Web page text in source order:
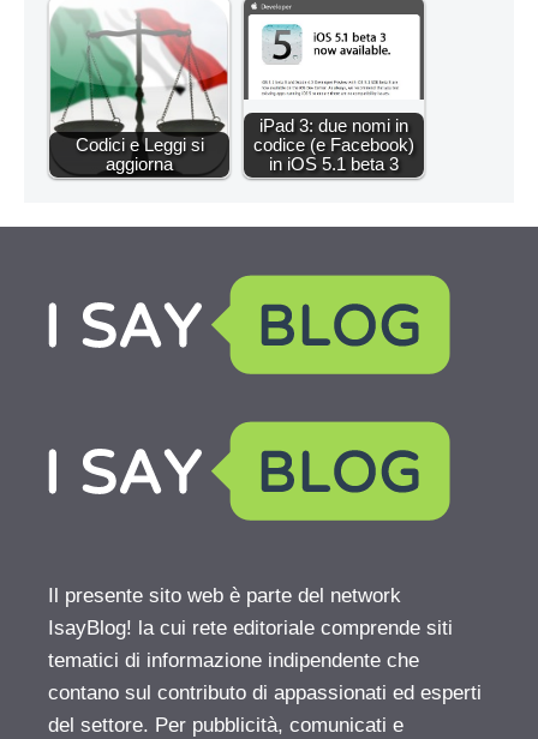
Codici e Leggi si
aggiorna
iPad 3: due nomi in
codice (e Facebook)
in iOS 5.1 beta 3
Il presente sito web è parte del network
IsayBlog! la cui rete editoriale comprende siti
tematici di informazione indipendente che
contano sul contributo di appassionati ed esperti
del settore. Per pubblicità, comunicati e